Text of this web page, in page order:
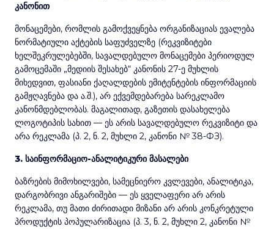
კანონით
მონაცემები, რომლის გამოქვეყნება ორგანიზაციას ევალება
ნორმატიული აქტების საფუძველზე (რეკვიზიტები
ხელშეკრულებებში, სავალდებულო მონაცემები პერიოდულ
გამოცემაში „მედიის შესახებ“ კანონის 27-ე მუხლის
მიხედვით, ფასიანი ქაღალდების ემიტენტების ინფორმაციის
გამჟღავნება და ა.შ.), არ ექვემდებარება სარეკლამო
კანონმდებლობას. მაგალითად, გაზეთის დასახელება
ლოგოტიპის სახით — ეს არის სავალდებულო რეკვიზიტი და
არა რეკლამა (პ. 2, ნ. 2, მუხლი 2, კანონი № 38-ФЗ).
3. საინფორმაციო-ანალიტიკური მასალები
ბაზრების მიმოხილვები, სამეცნიერო კვლევები, ანალიტიკა,
დარგობრივი ანგარიშები — ეს ყველაფერი არ არის
რეკლამა, თუ მათი ძირითადი მიზანი არ არის კონკრეტული
პროდუქტის პოპულარიზაცია (პ. 3, ნ. 2, მუხლი 2, კანონი №